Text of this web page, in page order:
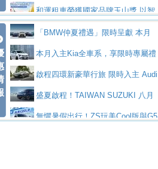
仕版29日開放搶購
價89萬起
edes-AMG 全新GT 4-Door Coupe全球首發
福斯推出首款GTI純電性能掀背ID.
Polo GTI，擁有226匹馬力和零百加速 6.8
秒的實力
Jaguar 公布四門 GT車款正式車名
為JAGUAR TYPE 01
終於跟上進度，LEXUS發表首款三
排六座純電旗艦休旅 TZ
有錢也買不到的Golf R！福斯打造
全新Golf R 24h賽車將挑戰紐柏林24小時耐
久賽
SKODA公布全新小型純電跨界休旅
Epiq內裝設計，預計5月19日全球首發
福斯全新 ID. Polo 起跳價約台幣94
算圓夢」專案和運租車榮獲國家品牌玉山獎 以智
慧移動與綠能創新父親節霸氣獻禮！PGO 威力125 最
低入手價 $60,900 起 省油ｘ安全ｘ大空間
陪爸爸輕鬆
Toyota歐洲純電車銷量翻倍 2026
上半年成長113％
NISSAN X-TRAIL 上市首月銷量
躋身同級前3名Subaru推動燃油、油電與純電車混
線生產 以彈性製造應對市場變化
XFORCE攜手臺南祀典大天后宮 試
「BMW仲夏禮遇」限時呈獻 本月
入主即享尊榮豪華五星假期 多元優購方案
同步實施
本月入主Kia全車系，享限時專屬禮
遇 啟程四環新豪華行旅 限時入主 Audi
A6 旗艦陣容 低月付5,888元起及3 年乙式險
購置金
盛夏啟程！TAIWAN SUZUKI 八月
禮遇全面升級無懼暑假出行！ZS玩美Cool版與G5